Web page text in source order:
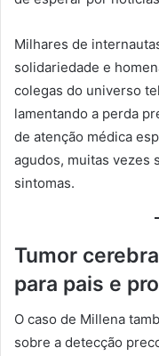
Milhares de
solidariedade e
colegas do universo
lamentando a perda
de atenção médica
agudos, muitas vezes
sintomas.
Tumor
para pais e
O caso de Millena
sobre a detecção